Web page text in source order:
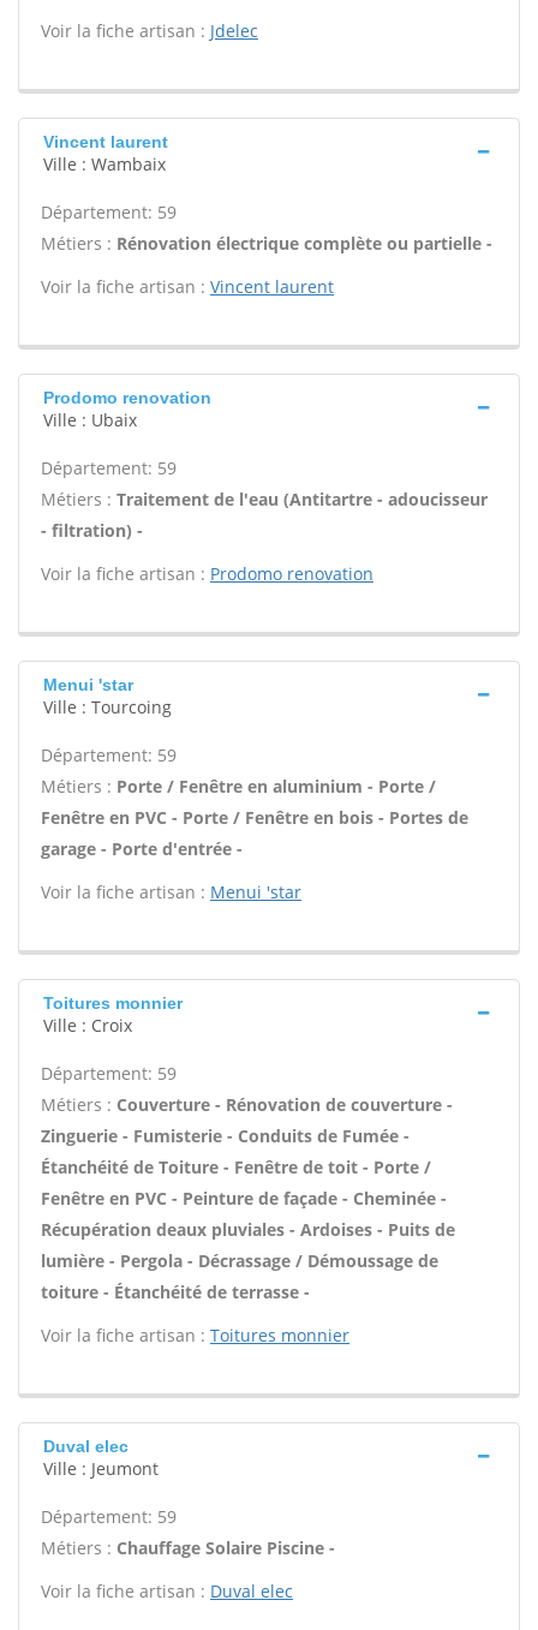
Voir la fiche artisan : Jdelec
Vincent laurent
Ville : Wambaix
Département: 59
Métiers : Rénovation électrique complète ou partielle -
Voir la fiche artisan : Vincent laurent
Prodomo renovation
Ville : Ubaix
Département: 59
Métiers : Traitement de l'eau (Antitartre - adoucisseur
- filtration) -
Voir la fiche artisan : Prodomo renovation
Menui 'star
Ville : Tourcoing
Département: 59
Métiers : Porte / Fenêtre en aluminium - Porte /
Fenêtre en PVC - Porte / Fenêtre en bois - Portes de
garage - Porte d'entrée -
Voir la fiche artisan : Menui 'star
Toitures monnier
Ville : Croix
Département: 59
Métiers : Couverture - Rénovation de couverture -
Zinguerie - Fumisterie - Conduits de Fumée -
Étanchéité de Toiture - Fenêtre de toit - Porte /
Fenêtre en PVC - Peinture de façade - Cheminée -
Récupération deaux pluviales - Ardoises - Puits de
lumière - Pergola - Décrassage / Démoussage de
toiture - Étanchéité de terrasse -
Voir la fiche artisan : Toitures monnier
Duval elec
Ville : Jeumont
Département: 59
Métiers : Chauffage Solaire Piscine -
Voir la fiche artisan : Duval elec